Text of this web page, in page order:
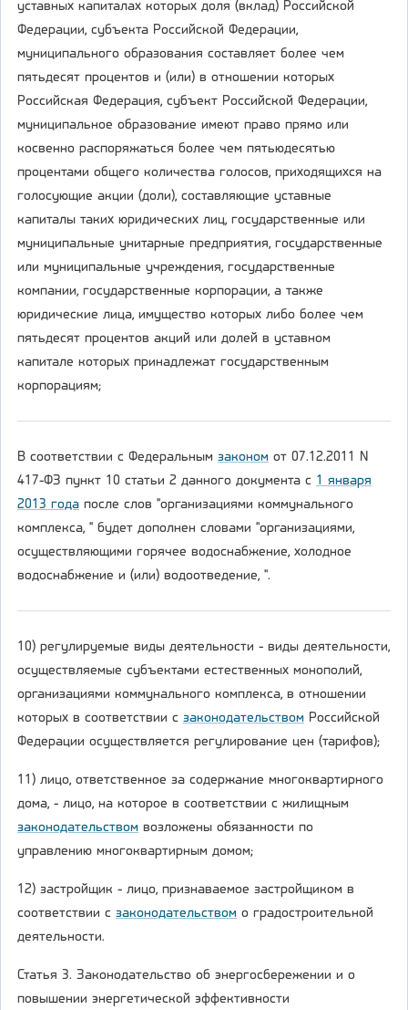
уставных капиталах которых доля (вклад) Российской
Федерации, субъекта Российской Федерации,
муниципального образования составляет более чем
пятьдесят процентов и (или) в отношении которых
Российская Федерация, субъект Российской Федерации,
муниципальное образование имеют право прямо или
косвенно распоряжаться более чем пятьюдесятью
процентами общего количества голосов, приходящихся на
голосующие акции (доли), составляющие уставные
капиталы таких юридических лиц, государственные или
муниципальные унитарные предприятия, государственные
или муниципальные учреждения, государственные
компании, государственные корпорации, а также
юридические лица, имущество которых либо более чем
пятьдесят процентов акций или долей в уставном
капитале которых принадлежат государственным
корпорациям;
В соответствии с Федеральным законом от 07.12.2011 N
417-ФЗ пункт 10 статьи 2 данного документа с 1 января
2013 года после слов "организациями коммунального
комплекса, " будет дополнен словами "организациями,
осуществляющими горячее водоснабжение, холодное
водоснабжение и (или) водоотведение, ".
10) регулируемые виды деятельности - виды деятельности,
осуществляемые субъектами естественных монополий,
организациями коммунального комплекса, в отношении
которых в соответствии с законодательством Российской
Федерации осуществляется регулирование цен (тарифов);
11) лицо, ответственное за содержание многоквартирного
дома, - лицо, на которое в соответствии с жилищным
законодательством возложены обязанности по
управлению многоквартирным домом;
12) застройщик - лицо, признаваемое застройщиком в
соответствии с законодательством о градостроительной
деятельности.
Статья 3. Законодательство об энергосбережении и о
повышении энергетической эффективности